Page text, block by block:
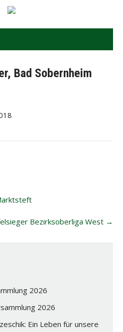
Bad Sobernheim
Bezirksoberliga West →
2026
2026
Ein Leben für unsere